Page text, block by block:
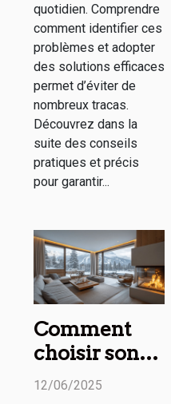
quotidien. Comprendre
comment identifier ces
problèmes et adopter
des solutions efficaces
permet d’éviter de
nombreux tracas.
Découvrez dans la
suite des conseils
pratiques et précis
pour garantir...
Comment
choisir son
appartement
12/06/2025